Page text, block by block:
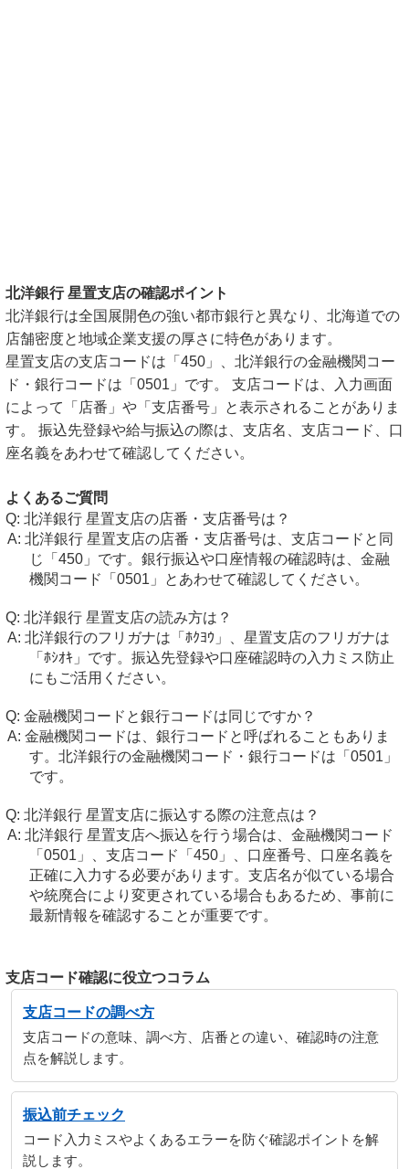
北洋銀行 星置支店の確認ポイント
北洋銀行は全国展開色の強い都市銀行と異なり、北海道での
店舗密度と地域企業支援の厚さに特色があります。
星置支店の支店コードは「450」、北洋銀行の金融機関コー
ド・銀行コードは「0501」です。 支店コードは、入力画面
によって「店番」や「支店番号」と表示されることがありま
す。 振込先登録や給与振込の際は、支店名、支店コード、口
座名義をあわせて確認してください。
よくあるご質問
北洋銀行 星置支店の店番・支店番号は？
北洋銀行 星置支店の店番・支店番号は、支店コードと同
じ「450」です。銀行振込や口座情報の確認時は、金融
機関コード「0501」とあわせて確認してください。
北洋銀行 星置支店の読み方は？
北洋銀行のフリガナは「ﾎｸﾖｳ」、星置支店のフリガナは
「ﾎｼｵｷ」です。振込先登録や口座確認時の入力ミス防止
にもご活用ください。
金融機関コードと銀行コードは同じですか？
金融機関コードは、銀行コードと呼ばれることもありま
す。北洋銀行の金融機関コード・銀行コードは「0501」
です。
北洋銀行 星置支店に振込する際の注意点は？
北洋銀行 星置支店へ振込を行う場合は、金融機関コード
「0501」、支店コード「450」、口座番号、口座名義を
正確に入力する必要があります。支店名が似ている場合
や統廃合により変更されている場合もあるため、事前に
最新情報を確認することが重要です。
支店コード確認に役立つコラム
支店コードの調べ方
支店コードの意味、調べ方、店番との違い、確認時の注意
点を解説します。
振込前チェック
コード入力ミスやよくあるエラーを防ぐ確認ポイントを解
説します。